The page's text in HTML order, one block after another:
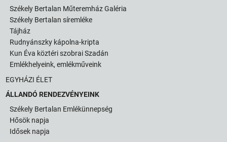
Székely Bertalan Műteremház Galéria
Székely Bertalan síremléke
Tájház
Rudnyánszky kápolna-kripta
Kun Éva köztéri szobrai Szadán
Emlékhelyeink, emlékműveink
EGYHÁZI ÉLET
ÁLLANDÓ RENDEZVÉNYEINK
Székely Bertalan Emlékünnepség
Hősök napja
Idősek napja